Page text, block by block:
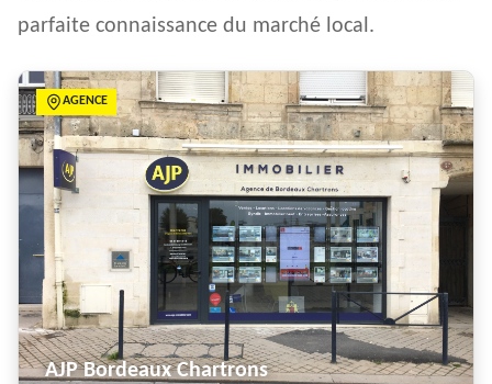
parfaite connaissance du marché local.
AGENCE
AJP Bordeaux Chartrons